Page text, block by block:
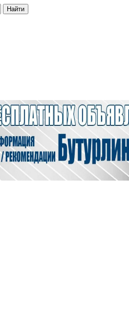
Найти